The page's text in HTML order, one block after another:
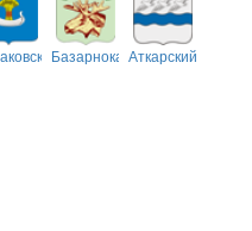
Базарнокарабулакский
Аткарский